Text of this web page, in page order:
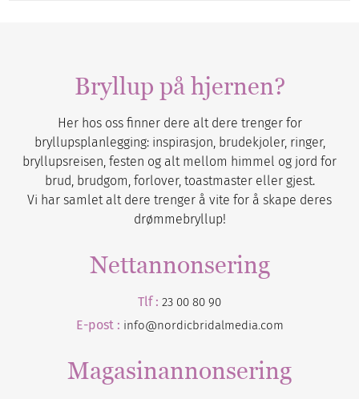
Bryllup på hjernen?
Her hos oss finner dere alt dere trenger for
bryllupsplanlegging: inspirasjon, brudekjoler, ringer,
bryllupsreisen, festen og alt mellom himmel og jord for
brud, brudgom, forlover, toastmaster eller gjest.
Vi har samlet alt dere trenger å vite for å skape deres
drømmebryllup!
Nettannonsering
Tlf : 23 00 80 90
E-post : info@nordicbridalmedia.com
Magasinannonsering